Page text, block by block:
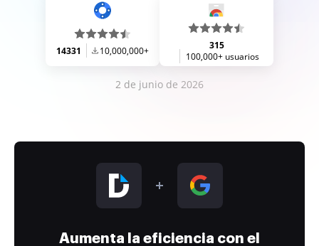
14331 10,000,000+
315
100,000+ usuarios
2 de junio de 2026
Aumenta la eficiencia con el